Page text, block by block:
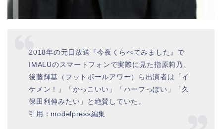
2018年の元日放送『今夜くらべてみました』で
IMALUのスマートフォンで実際に見た指原莉乃、
後藤輝基（フットボールアワー）ら出演者は「イ
ケメン！」「かっこいい」「ハーフっぽい」「久
保田利伸みたい」と絶賛していた。
引用：modelpress編集